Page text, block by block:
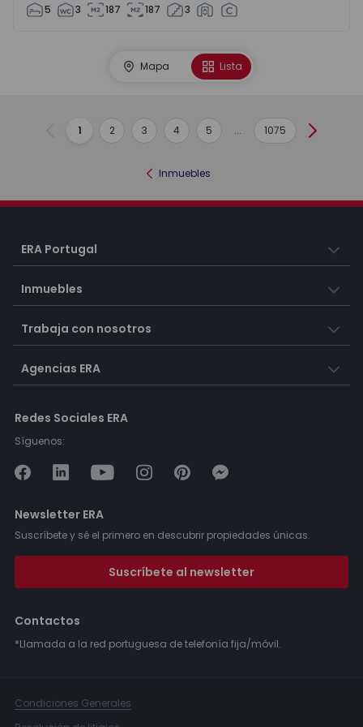
5 3 187 187 3
Mapa Lista
Anterior
1 2 3 4 5 ... 1075
Inmuebles
ERA Portugal
Inmuebles
Trabaja con nosotros
Agencias ERA
Redes Sociales ERA
Síguenos:
Newsletter ERA
Suscríbete y sé el primero en descubrir propiedades únicas.
Suscríbete al newsletter
Contactos
*Llamada a la red portuguesa de telefonía fija/móvil.
Condiciones Generales